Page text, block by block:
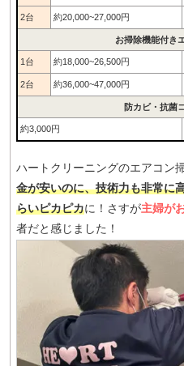
2台 約20,000~27,000円
お掃除機能付き
1台 約18,000~26,500円
2台 約36,000~47,000円
防カビ・抗菌
約3,000円
ハートクリーニングのエアコン
金が安いのに、技術力も非常に
らいピカピカに！さすが主婦が
者だと感じました！